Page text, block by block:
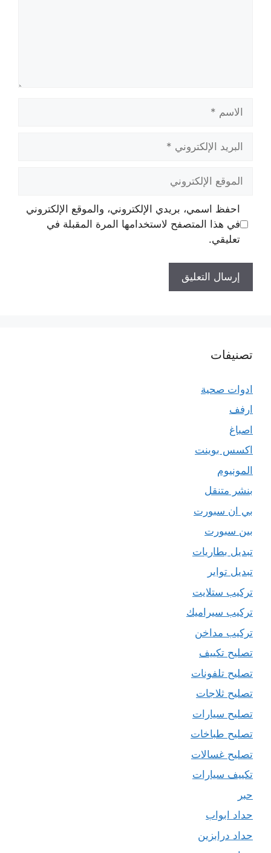
الاسم
البريد
الإلكتروني
الموقع
الإلكتروني
احفظ اسمي، بريدي الإلكتروني، والموقع الإلكتروني
في هذا المتصفح لاستخدامها المرة المقبلة في
تعليقي.
تصنيفات
ادوات صحية
ارفف
اصباغ
اكسس بوينت
المونيوم
بنشر متنقل
بي ان سبورت
بين سبورت
تبديل بطاريات
تبديل تواير
تركيب ستلايت
تركيب سيراميك
تركيب مداخن
تصليح تكييف
تصليح تلفونات
تصليح ثلاجات
تصليح سيارات
تصليح طباخات
تصليح غسالات
تكييف سيارات
حبر
حداد ابواب
حداد درابزين